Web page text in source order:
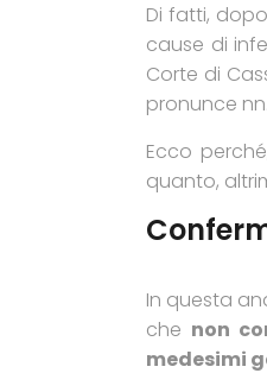
Di fatti,
cause di
Corte di
pronunce
Ecco
quanto,
In questa
che non
medesimi